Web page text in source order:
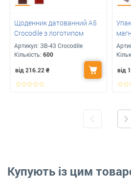
Щоденник датованний А5
Crocodile з логотипом
Артикул: ЗВ-43 Crocodile
Кількість: 600
від 216.22₴
від
Купують із цим